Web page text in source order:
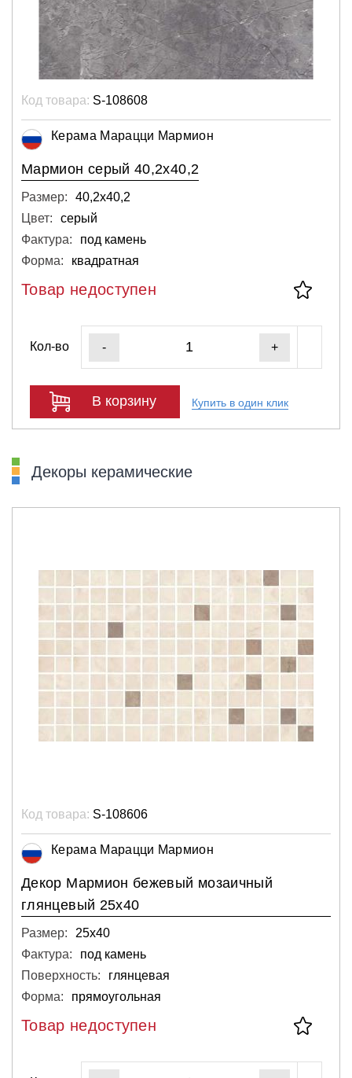
Код товара: S-108608
Керама Марацци Мармион
Мармион серый 40,2х40,2
Размер:
40,2х40,2
Цвет:
серый
Фактура:
под камень
Форма:
квадратная
Товар недоступен
Кол-во - +
В корзину Купить в один клик
Декоры керамические
Код товара: S-108606
Керама Марацци Мармион
Декор Мармион бежевый мозаичный
глянцевый 25х40
Размер:
25х40
Фактура:
под камень
Поверхность:
глянцевая
Форма:
прямоугольная
Товар недоступен